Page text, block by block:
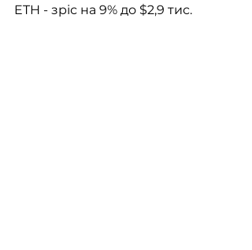
ETH - зріс на 9% до $2,9 тис.